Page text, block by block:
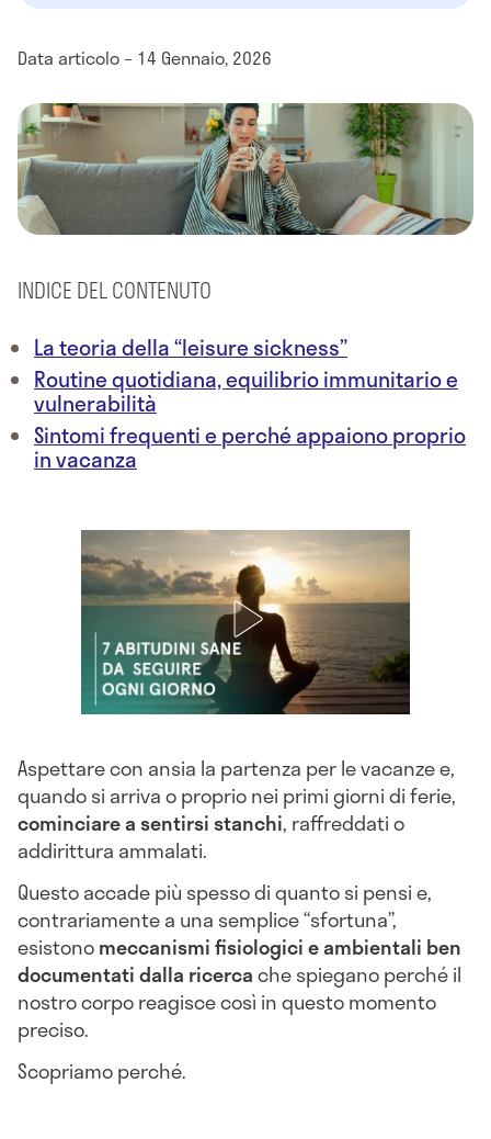
Data articolo – 14 Gennaio, 2026
INDICE DEL CONTENUTO
La teoria della “leisure sickness”
Routine quotidiana, equilibrio immunitario e
vulnerabilità
Sintomi frequenti e perché appaiono proprio
in vacanza
Aspettare con ansia la partenza per le vacanze e,
quando si arriva o proprio nei primi giorni di ferie,
cominciare a sentirsi stanchi, raffreddati o
addirittura ammalati.
Questo accade più spesso di quanto si pensi e,
contrariamente a una semplice “sfortuna”,
esistonomeccanismi fisiologici e ambientali ben
documentati dalla ricercache spiegano perché il
nostro corpo reagisce così in questo momento
preciso.
Scopriamo perché.